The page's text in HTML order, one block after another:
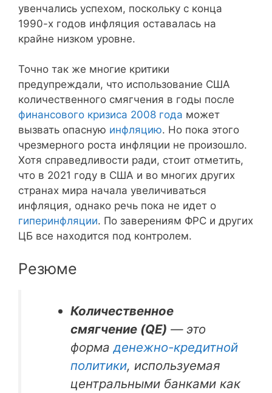
увенчались успехом, поскольку с конца
1990-х годов инфляция оставалась на
крайне низком уровне.
Точно так же многие критики
предупреждали, что использование США
количественного смягчения в годы после
финансового кризиса 2008 года может
вызвать опасную инфляцию. Но пока этого
чрезмерного роста инфляции не произошло.
Хотя справедливости ради, стоит отметить,
что в 2021 году в США и во многих других
странах мира начала увеличиваться
инфляция, однако речь пока не идет о
гиперинфляции. По заверениям ФРС и других
ЦБ все находится под контролем.
Резюме
Количественное
смягчение (QE) — это
формаденежно-кредитной
политики, используемая
центральными банками как